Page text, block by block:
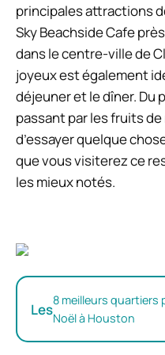
principales attractions
Sky Beachside Cafe
dans le centre-ville de
joyeux est également
déjeuner et le dîner. Du
passant par les fruits
d’essayer quelque
que vous visiterez ce
les mieux notés.
Les8 meilleurs quartiers
Noël à Houston